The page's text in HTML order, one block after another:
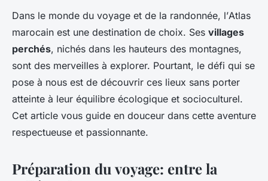
Comment explorer les villages
perchés de l'Atlas marocain
sans impact négatif?
Noa•18 mai 2024 •6 min de lecture
Dans le monde du voyage et de la randonnée, l’Atlas
marocain est une destination de choix. Ses villages
perchés, nichés dans les hauteurs des montagnes,
sont des merveilles à explorer. Pourtant, le défi qui se
pose à nous est de découvrir ces lieux sans porter
atteinte à leur équilibre écologique et socioculturel.
Cet article vous guide en douceur dans cette aventure
respectueuse et passionnante.
Préparation du voyage: entre la